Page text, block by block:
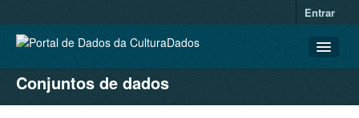
Entrar
CONJUNTOS DE DADOS
ORGANIZAÇÕES
Conjuntos de dados